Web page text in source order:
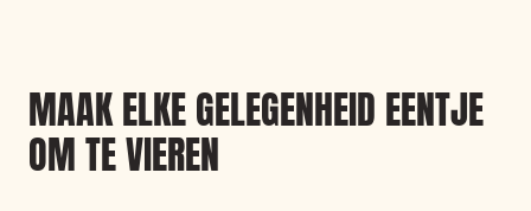
MAAK ELKE GELEGENHEID EENTJE
OM TE VIEREN